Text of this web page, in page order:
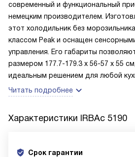
современный и функциональный
немецким производителем.
этот холодильник без
классом Peak и оснащен
управления. Его габариты
размером 177.7-179.3 х 56-57 х 55
идеальным решением для любой
Читать подробнее
Характеристики IRBAc 5190
Срок гарантии